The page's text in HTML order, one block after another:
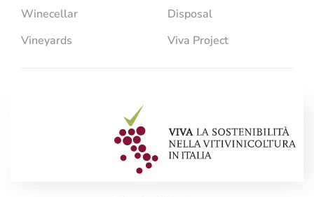
Winecellar
Vineyards
Disposal
Viva Project